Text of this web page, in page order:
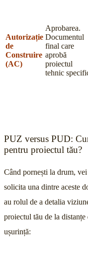
Autorizație
de
Construire
(AC)
Aprobarea.
Documentul
final care
aprobă
proiectul
tehnic
PUZ versus PUD:
pentru proiectul tău?
Când pornești la drum,
solicita una dintre aceste
au rolul de a detalia
proiectul tău de la
ușurință: